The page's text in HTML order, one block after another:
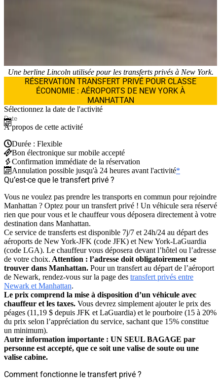
Une berline Lincoln utilisée pour les transferts privés à New York.
RÉSERVATION TRANSFERT PRIVÉ POUR CLASSE
ÉCONOMIE : AÉROPORTS DE NEW YORK À
MANHATTAN
Sélectionnez la date de l'activité
À propos de cette activité
Durée : Flexible
Bon électronique sur mobile accepté
Confirmation immédiate de la réservation
Annulation possible jusqu'à 24 heures avant l'activité*
Qu’est-ce que le transfert privé ?
Vous ne voulez pas prendre les transports en commun pour rejoindre
Manhattan ? Optez pour un transfert privé ! Un véhicule sera réservé
rien que pour vous et le chauffeur vous déposera directement à votre
destination dans Manhattan.
Ce service de transferts est disponible 7j/7 et 24h/24 au départ des
aéroports de New York-JFK (code JFK) et New York-LaGuardia
(code LGA). Le chauffeur vous déposera devant l’hôtel ou l’adresse
de votre choix. Attention : l’adresse doit obligatoirement se
trouver dans Manhattan. Pour un transfert au départ de l’aéroport
de Newark, rendez-vous sur la page des transfert privés entre
Newark et Manhattan.
Le prix comprend la mise à disposition d’un véhicule avec
chauffeur et les taxes. Vous devrez simplement ajouter le prix des
péages (11,19 $ depuis JFK et LaGuardia) et le pourboire (15 à 20%
du prix selon l’appréciation du service, sachant que 15% constitue
un minimum).
Autre information importante : UN SEUL BAGAGE par
personne est accepté, que ce soit une valise de soute ou une
valise cabine.
Comment fonctionne le transfert privé ?